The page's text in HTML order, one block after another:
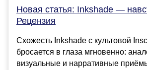
Новая статья: Inkshade —
Рецензия
Схожесть Inkshade с культовой
бросается в глаза мгновенно:
визуальные и нарративные